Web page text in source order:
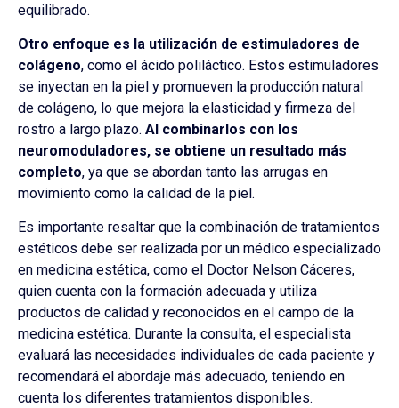
equilibrado.
Otro enfoque es la utilización de estimuladores de
colágeno, como el ácido poliláctico. Estos estimuladores
se inyectan en la piel y promueven la producción natural
de colágeno, lo que mejora la elasticidad y firmeza del
rostro a largo plazo. Al combinarlos con los
neuromoduladores, se obtiene un resultado más
completo, ya que se abordan tanto las arrugas en
movimiento como la calidad de la piel.
Es importante resaltar que la combinación de tratamientos
estéticos debe ser realizada por un médico especializado
en medicina estética, como el Doctor Nelson Cáceres,
quien cuenta con la formación adecuada y utiliza
productos de calidad y reconocidos en el campo de la
medicina estética. Durante la consulta, el especialista
evaluará las necesidades individuales de cada paciente y
recomendará el abordaje más adecuado, teniendo en
cuenta los diferentes tratamientos disponibles.